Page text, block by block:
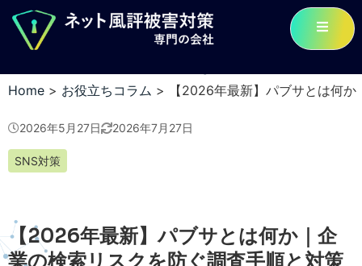
Home > お役立ちコラム > 【2026年最新】パブサとは何
2026年5月27日 2026年7月27日
SNS対策
【2026年最新】パブサとは何か｜企
業の検索リスクを防ぐ調査手順と対策